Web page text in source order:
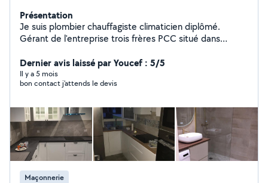
Présentation
Je suis plombier chauffagiste climaticien diplômé.
Gérant de l'entreprise trois frères PCC situé dans
domaine du BTP J'effectue en plus de la plomberie tous
les travaux de rénovation (peinture ,revêtement de sol
,montage de meuble ....) Je suis disponible 7jr /7 dans
Dernier avis laissé par Youcef : 5/5
Il y a 5 mois
bon contact j'attends le devis
Maçonnerie